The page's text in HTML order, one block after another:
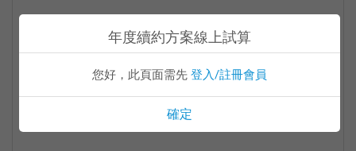
年度續約方案線上試算
您好，此頁面需先 登入/註冊會員
確定